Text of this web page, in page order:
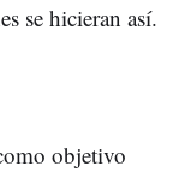
se hicieran así.
objetivo